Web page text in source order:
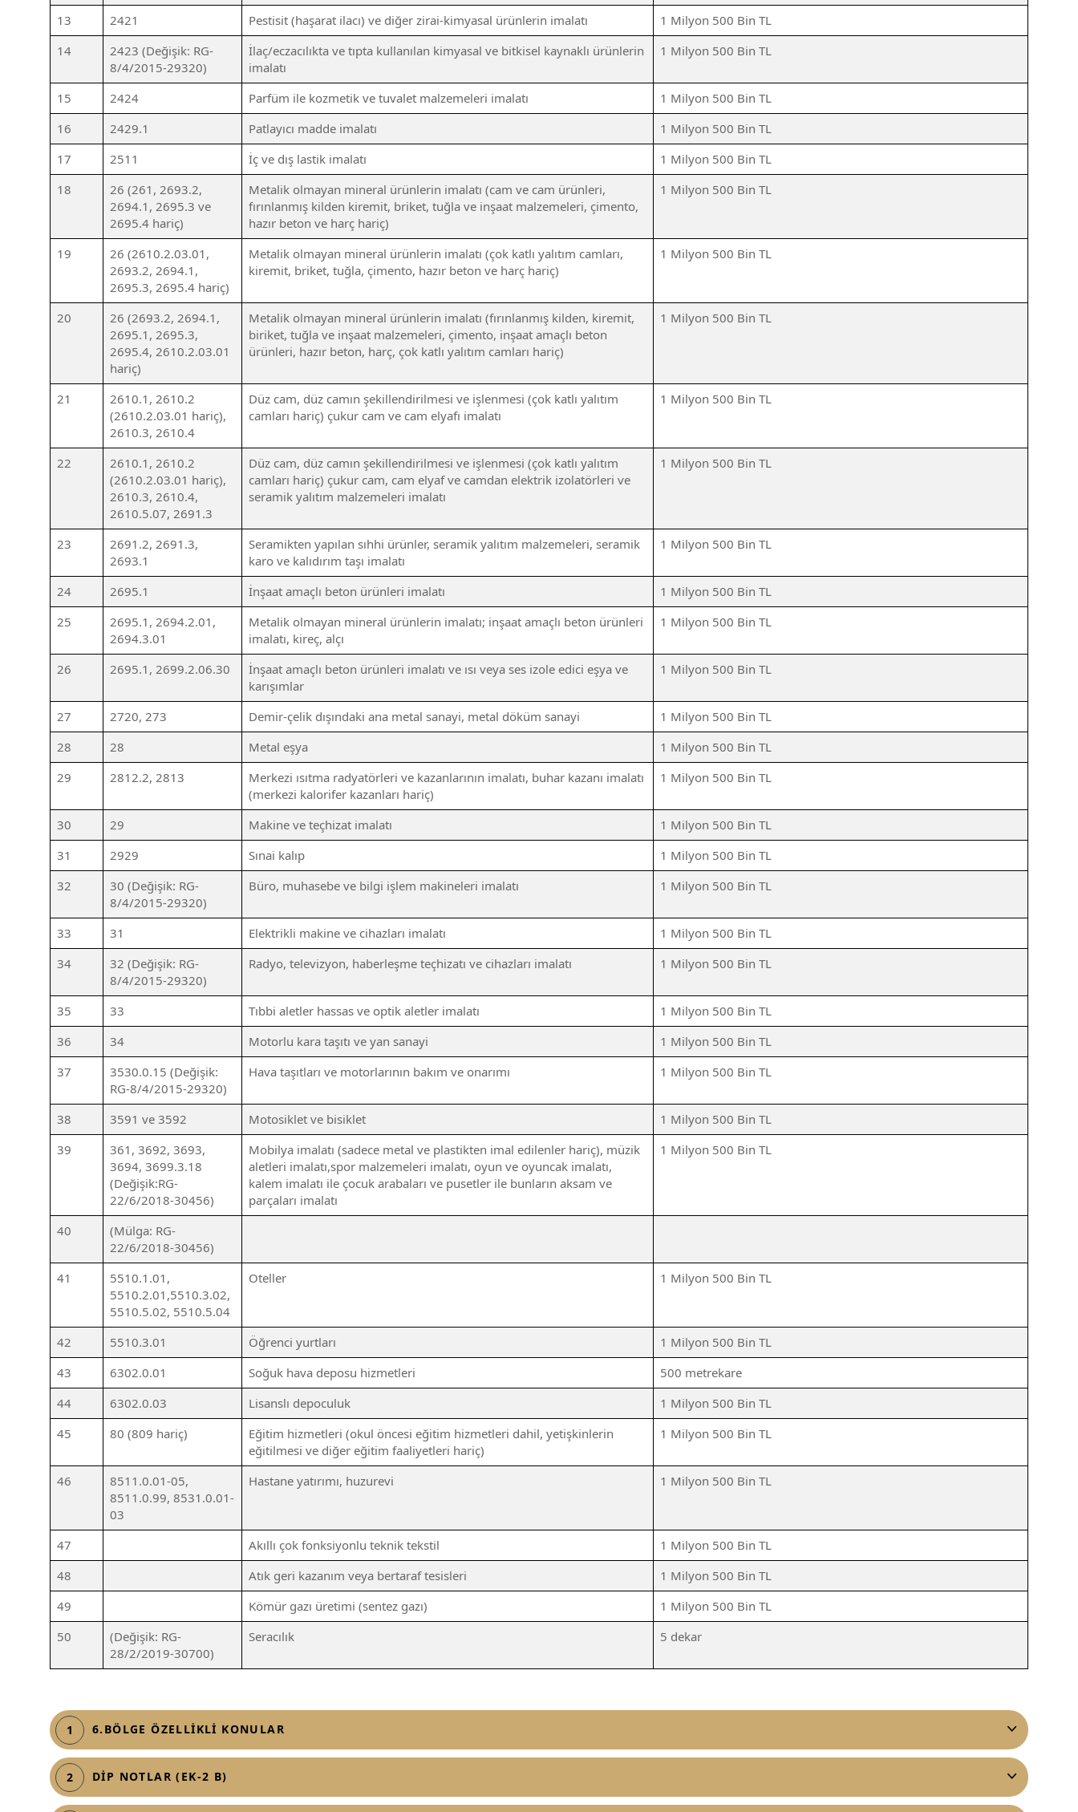
13
2421 Pestisit (haşarat ilacı) ve diğer zirai-kimyasal ürünlerin imalatı
1 Milyon 500 Bin TL
14
2423 (Değişik: RG-
8/4/2015-29320)
İlaç/eczacılıkta ve tıpta kullanılan kimyasal ve bitkisel kaynaklı ürünlerin
imalatı
1 Milyon 500 Bin TL
15 2424 Parfüm ile kozmetik ve tuvalet malzemeleri imalatı
1 Milyon 500 Bin TL
16
2429.1 Patlayıcı madde imalatı
1 Milyon 500 Bin TL
17
2511 İç ve dış lastik imalatı
1 Milyon 500 Bin TL
18
26 (261, 2693.2,
2694.1, 2695.3 ve
2695.4 hariç)
Metalik olmayan mineral ürünlerin imalatı (cam ve cam ürünleri,
fırınlanmış kilden kiremit, briket, tuğla ve inşaat malzemeleri, çimento,
hazır beton ve harç hariç)
1 Milyon 500 Bin TL
19
26 (2610.2.03.01,
2693.2, 2694.1,
2695.3, 2695.4 hariç)
Metalik olmayan mineral ürünlerin imalatı (çok katlı yalıtım camları,
kiremit, briket, tuğla, çimento, hazır beton ve harç hariç)
1 Milyon 500 Bin TL
20
26 (2693.2, 2694.1,
2695.1, 2695.3,
2695.4, 2610.2.03.01
hariç)
Metalik olmayan mineral ürünlerin imalatı (fırınlanmış kilden, kiremit,
biriket, tuğla ve inşaat malzemeleri, çimento, inşaat amaçlı beton
ürünleri, hazır beton, harç, çok katlı yalıtım camları hariç)
1 Milyon 500 Bin TL
21
2610.1, 2610.2
(2610.2.03.01 hariç),
2610.3, 2610.4
Düz cam, düz camın şekillendirilmesi ve işlenmesi (çok katlı yalıtım
camları hariç) çukur cam ve cam elyafı imalatı
1 Milyon 500 Bin TL
22
2610.1, 2610.2
(2610.2.03.01 hariç),
2610.3, 2610.4,
2610.5.07, 2691.3
Düz cam, düz camın şekillendirilmesi ve işlenmesi (çok katlı yalıtım
camları hariç) çukur cam, cam elyaf ve camdan elektrik izolatörleri ve
seramik yalıtım malzemeleri imalatı
1 Milyon 500 Bin TL
23
2691.2, 2691.3,
2693.1
Seramikten yapılan sıhhi ürünler, seramik yalıtım malzemeleri, seramik
karo ve kalıdırım taşı imalatı
1 Milyon 500 Bin TL
24 2695.1 İnşaat amaçlı beton ürünleri imalatı
1 Milyon 500 Bin TL
25
2695.1, 2694.2.01,
2694.3.01
Metalik olmayan mineral ürünlerin imalatı; inşaat amaçlı beton ürünleri
imalatı, kireç, alçı
1 Milyon 500 Bin TL
26 2695.1, 2699.2.06.30
İnşaat amaçlı beton ürünleri imalatı ve ısı veya ses izole edici eşya ve
karışımlar
1 Milyon 500 Bin TL
27 2720, 273 Demir-çelik dışındaki ana metal sanayi, metal döküm sanayi
1 Milyon 500 Bin TL
28
28 Metal eşya
1 Milyon 500 Bin TL
29
2812.2, 2813
Merkezi ısıtma radyatörleri ve kazanlarının imalatı, buhar kazanı imalatı
(merkezi kalorifer kazanları hariç)
1 Milyon 500 Bin TL
30 29 Makine ve teçhizat imalatı
1 Milyon 500 Bin TL
31
2929 Sınai kalıp
1 Milyon 500 Bin TL
32
30 (Değişik: RG-
8/4/2015-29320)
Büro, muhasebe ve bilgi işlem makineleri imalatı 1 Milyon 500 Bin TL
33 31 Elektrikli makine ve cihazları imalatı
1 Milyon 500 Bin TL
34
32 (Değişik: RG-
8/4/2015-29320)
Radyo, televizyon, haberleşme teçhizatı ve cihazları imalatı 1 Milyon 500 Bin TL
35 33 Tıbbi aletler hassas ve optik aletler imalatı
1 Milyon 500 Bin TL
36
34 Motorlu kara taşıtı ve yan sanayi
1 Milyon 500 Bin TL
37
3530.0.15 (Değişik:
RG-8/4/2015-29320)
Hava taşıtları ve motorlarının bakım ve onarımı 1 Milyon 500 Bin TL
38 3591 ve 3592 Motosiklet ve bisiklet
1 Milyon 500 Bin TL
39
361, 3692, 3693,
3694, 3699.3.18
(Değişik:RG-
22/6/2018-30456)
Mobilya imalatı (sadece metal ve plastikten imal edilenler hariç), müzik
aletleri imalatı,spor malzemeleri imalatı, oyun ve oyuncak imalatı,
kalem imalatı ile çocuk arabaları ve pusetler ile bunların aksam ve
parçaları imalatı
1 Milyon 500 Bin TL
40
(Mülga: RG-
22/6/2018-30456)
41
5510.1.01,
5510.2.01,5510.3.02,
5510.5.02, 5510.5.04
Oteller 1 Milyon 500 Bin TL
42 5510.3.01 Öğrenci yurtları
1 Milyon 500 Bin TL
43
6302.0.01 Soğuk hava deposu hizmetleri
500 metrekare
44
6302.0.03 Lisanslı depoculuk
1 Milyon 500 Bin TL
45
80 (809 hariç)
Eğitim hizmetleri (okul öncesi eğitim hizmetleri dahil, yetişkinlerin
eğitilmesi ve diğer eğitim faaliyetleri hariç)
1 Milyon 500 Bin TL
46
8511.0.01-05,
8511.0.99, 8531.0.01-
03
Hastane yatırımı, huzurevi 1 Milyon 500 Bin TL
47 Akıllı çok fonksiyonlu teknik tekstil
1 Milyon 500 Bin TL
48
Atık geri kazanım veya bertaraf tesisleri
1 Milyon 500 Bin TL
49
Kömür gazı üretimi (sentez gazı)
1 Milyon 500 Bin TL
50
(Değişik: RG-
28/2/2019-30700)
Seracılık 5 dekar
1 6.BÖLGE ÖZELLİKLİ KONULAR
2 DİP NOTLAR (EK-2 B)